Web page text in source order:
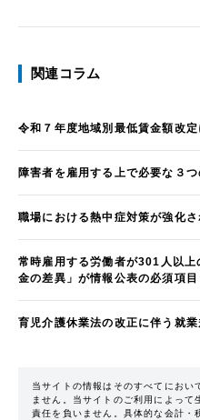
関連コラム
令和７年度地域別最低賃金額改定
障害者を雇用する上で必要な３
職場における熱中症対策が強化さ
常時雇用する労働者が301人以
金の差異」が情報公表の必須項目
育児介護休業法の改正に伴う就
当サイトの情報はそのすべてにおい
ません。当サイトのご利用によっ
責任を負いません。具体的な会計・